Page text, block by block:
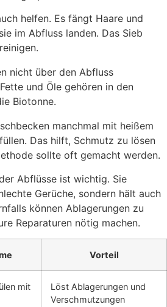
helfen. Es fängt Haare und
im Abfluss landen. Das Sieb
nicht über den Abfluss
und Öle gehören in den
Biotonne.
manchmal mit heißem
Das hilft, Schmutz zu lösen
sollte oft gemacht werden.
Abflüsse ist wichtig. Sie
Gerüche, sondern hält auch
können Ablagerungen zu
Reparaturen nötig machen.
Vorteil
mit
Löst Ablagerungen und
Verschmutzungen